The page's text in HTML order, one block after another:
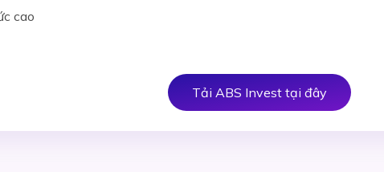
cao
Tải ABS Invest tại đây